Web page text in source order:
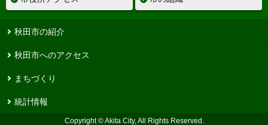
秋田市の紹介
秋田市へのアクセス
まちづくり
統計情報
Copyright © Akita City, All Rights Reserved.